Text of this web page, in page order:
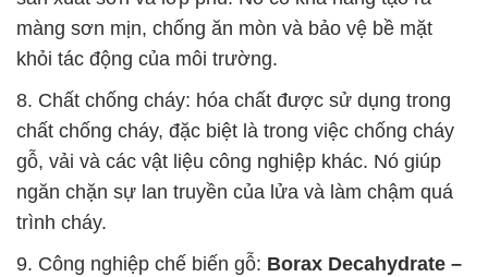
màng sơn mịn, chống ăn mòn và bảo vệ bề mặt
khỏi tác động của môi trường.
8. Chất chống cháy: hóa chất được sử dụng trong
chất chống cháy, đặc biệt là trong việc chống cháy
gỗ, vải và các vật liệu công nghiệp khác. Nó giúp
ngăn chặn sự lan truyền của lửa và làm chậm quá
trình cháy.
9. Công nghiệp chế biến gỗ: Borax Decahydrate –